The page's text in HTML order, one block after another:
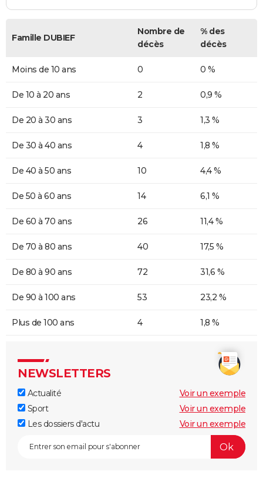
Famille DUBIEF
Nombre de
décès
% des
décès
Moins de 10 ans 0 0 %
De 10 à 20 ans 2 0,9 %
De 20 à 30 ans 3 1,3 %
De 30 à 40 ans 4 1,8 %
De 40 à 50 ans 10 4,4 %
De 50 à 60 ans 14 6,1 %
De 60 à 70 ans 26 11,4 %
De 70 à 80 ans 40 17,5 %
De 80 à 90 ans 72 31,6 %
De 90 à 100 ans 53 23,2 %
Plus de 100 ans 4 1,8 %
NEWSLETTERS
Actualité
Voir un exemple
Sport
Voir un exemple
Les dossiers d'actu
Voir un exemple